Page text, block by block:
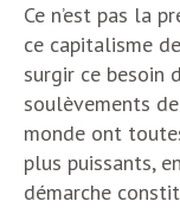
Ce n’est pas la
ce capitalisme
surgir ce besoin
soulèvements
monde ont
plus puissants,
démarche